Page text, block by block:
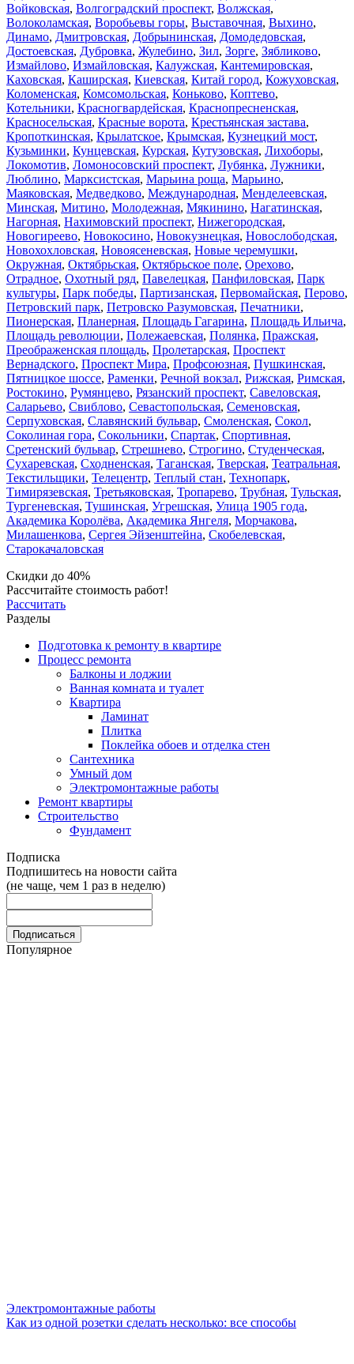
Войковская, Волгоградский проспект, Волжская,
Волоколамская, Воробьевы горы, Выставочная, Выхино,
Динамо, Дмитровская, Добрынинская, Домодедовская,
Достоевская, Дубровка, Жулебино, Зил, Зорге, Зябликово,
Измайлово, Измайловская, Калужская, Кантемировская,
Каховская, Каширская, Киевская, Китай город, Кожуховская,
Коломенская, Комсомольская, Коньково, Коптево,
Котельники, Красногвардейская, Краснопресненская,
Красносельская, Красные ворота, Крестьянская застава,
Кропоткинская, Крылатское, Крымская, Кузнецкий мост,
Кузьминки, Кунцевская, Курская, Кутузовская, Лихоборы,
Локомотив, Ломоносовский проспект, Лубянка, Лужники,
Люблино, Марксистская, Марьина роща, Марьино,
Маяковская, Медведково, Международная, Менделеевская,
Минская, Митино, Молодежная, Мякинино, Нагатинская,
Нагорная, Нахимовский проспект, Нижегородская,
Новогиреево, Новокосино, Новокузнецкая, Новослободская,
Новохохловская, Новоясеневская, Новые черемушки,
Окружная, Октябрьская, Октябрьское поле, Орехово,
Отрадное, Охотный ряд, Павелецкая, Панфиловская, Парк
культуры, Парк победы, Партизанская, Первомайская, Перово,
Петровский парк, Петровско Разумовская, Печатники,
Пионерская, Планерная, Площадь Гагарина, Площадь Ильича,
Площадь революции, Полежаевская, Полянка, Пражская,
Преображенская площадь, Пролетарская, Проспект
Вернадского, Проспект Мира, Профсоюзная, Пушкинская,
Пятницкое шоссе, Раменки, Речной вокзал, Рижская, Римская,
Ростокино, Румянцево, Рязанский проспект, Савеловская,
Саларьево, Свиблово, Севастопольская, Семеновская,
Серпуховская, Славянский бульвар, Смоленская, Сокол,
Соколиная гора, Сокольники, Спартак, Спортивная,
Сретенский бульвар, Стрешнево, Строгино, Студенческая,
Сухаревская, Сходненская, Таганская, Тверская, Театральная,
Текстильщики, Телецентр, Теплый стан, Технопарк,
Тимирязевская, Третьяковская, Тропарево, Трубная, Тульская,
Тургеневская, Тушинская, Угрешская, Улица 1905 года,
Академика Королёва, Академика Янгеля, Морчакова,
Милашенкова, Сергея Эйзенштейна, Скобелевская,
Старокачаловская
Скидки до 40%
Рассчитайте стоимость работ!
Рассчитать
Разделы
Подготовка к ремонту в квартире
Процесс ремонта
Балконы и лоджии
Ванная комната и туалет
Квартира
Ламинат
Плитка
Поклейка обоев и отделка стен
Сантехника
Умный дом
Электромонтажные работы
Ремонт квартиры
Строительство
Фундамент
Подписка
Подпишитесь на новости сайта
(не чаще, чем 1 раз в неделю)
Популярное
Электромонтажные работы
Как из одной розетки сделать несколько: все способы